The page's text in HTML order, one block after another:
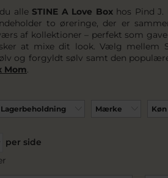
alle STINE A Love Boxhos Pind J.
to øreringe, der er
af kollektioner – perfekt som
at mixe dit look. Vælg mellem
og forgyldt sølv samt den
Mom.
Lagerbeholdning Mærke Køn
per side